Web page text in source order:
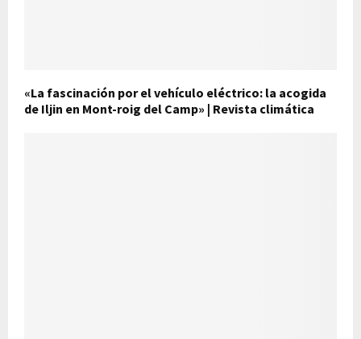
«La fascinación por el vehículo eléctrico: la acogida
de Iljin en Mont-roig del Camp» | Revista climática